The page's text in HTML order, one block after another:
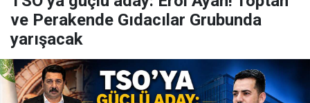
ve Perakende Gıdacılar Grubunda
yarışacak